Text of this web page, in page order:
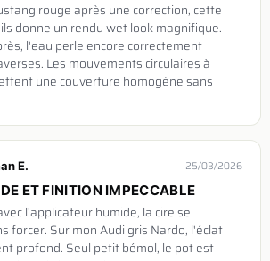
rouge après une correction, cette
donne un rendu wet look magnifique.
l'eau perle encore correctement
Les mouvements circulaires à
une couverture homogène sans
E. 25/03/2026
ET FINITION IMPECCABLE
l'applicateur humide, la cire se
forcer. Sur mon Audi gris Nardo, l'éclat
profond. Seul petit bémol, le pot est